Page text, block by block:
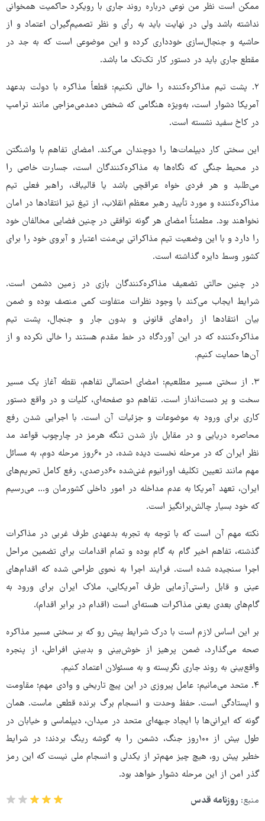
ممکن است نظر من نوعی درباره روند جاری با رویکرد حاکمیت همخوانی
نداشته باشد ولی در نهایت باید به رأی و نظر تصمیم‌گیران اعتماد و از
حاشیه و جنجال‌سازی خودداری کرده و این موضوعی است که به جد در
مقطع جاری باید در دستور کار تک‌تک ما باشد.
۲. پشت تیم مذاکره‌کننده را خالی نکنیم: قطعاً مذاکره با دولت بدعهد
آمریکا دشوار است، به‌ویژه هنگامی که شخص دمدمی‌مزاجی مانند ترامپ
در کاخ سفید نشسته است.
این سختی کار دیپلمات‌ها را دوچندان می‌کند. امضای تفاهم با واشنگتن
در محیط جنگی که نگاه‌ها به مذاکره‌کنندگان است، جسارت خاصی را
می‌طلبد و هر فردی خواه عراقچی باشد یا قالیباف، راهبر فعلی تیم
مذاکره‌کننده و مورد تأیید رهبر معظم انقلاب، از تیغ تیز انتقادها در امان
نخواهند بود. مطمئناً امضای هر گونه توافقی در چنین فضایی مخالفان خود
را دارد و با این وضعیت تیم مذاکراتی بی‌منت اعتبار و آبروی خود را برای
کشور وسط دایره گذاشته است.
در چنین حالتی تضعیف مذاکره‌کنندگان بازی در زمین دشمن است.
شرایط ایجاب می‌کند با وجود نظرات متفاوت کمی منصف بوده و ضمن
بیان انتقادها از راه‌های قانونی و بدون جار و جنجال، پشت تیم
مذاکره‌کننده که در این آوردگاه در خط مقدم هستند را خالی نکرده و از
آن‌ها حمایت کنیم.
۳. از سختی مسیر مطلعیم: امضای احتمالی تفاهم، نقطه آغاز یک مسیر
سخت و پر دست‌انداز است. تفاهم دو صفحه‌ای، کلیات و در واقع دستور
کاری برای ورود به موضوعات و جزئیات آن است. با اجرایی شدن رفع
محاصره دریایی و در مقابل باز شدن تنگه هرمز در چارچوب قواعد مد
نظر ایران که در مرحله نخست دیده شده، در ۶۰روز مرحله دوم، به مسائل
مهم مانند تعیین تکلیف اورانیوم غنی‌شده ۶۰درصدی، رفع کامل تحریم‌های
ایران، تعهد آمریکا به عدم مداخله در امور داخلی کشورمان و... می‌رسیم
که خود بسیار چالش‌برانگیز است.
نکته مهم آن است که با توجه به تجربه بدعهدی طرف غربی در مذاکرات
گذشته، تفاهم اخیر گام به گام بوده و تمام اقدامات برای تضمین مراحل
اجرا سنجیده شده است. فرایند اجرا به نحوی طراحی شده که اقدام‌های
عینی و قابل راستی‌آزمایی طرف آمریکایی، ملاک ایران برای ورود به
گام‌های بعدی یعنی مذاکرات هسته‌ای است (اقدام در برابر اقدام).
بر این اساس لازم است با درک شرایط پیش رو که بر سختی مسیر مذاکره
صحه می‌گذارد، ضمن پرهیز از خوش‌بینی و بدبینی افراطی، از پنجره
واقع‌بینی به روند جاری نگریسته و به مسئولان اعتماد کنیم.
۴. متحد می‌مانیم: عامل پیروزی در این پیچ تاریخی و وادی مهم؛ مقاومت
و ایستادگی است. حفظ وحدت و انسجام برگ برنده قطعی ماست. همان
گونه که ایرانی‌ها با ایجاد جبهه‌ای متحد در میدان، دیپلماسی و خیابان در
طول بیش از ۱۰۰روز جنگ، دشمن را به گوشه رینگ بردند؛ در شرایط
خطیر پیش رو، هیچ چیز مهم‌تر از یکدلی و انسجام ملی نیست که این رمز
گذر امن از این مرحله دشوار خواهد بود.
منبع: روزنامه قدس